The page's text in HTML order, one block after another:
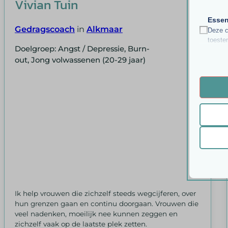
Vivian Tuin
Gedragscoach in Alkmaar
Doelgroep: Angst / Depressie, Burn-
out, Jong volwassenen (20-29 jaar)
Ik help vrouwen die zichzelf steeds wegcijferen, over
hun grenzen gaan en continu doorgaan. Vrouwen die
veel nadenken, moeilijk nee kunnen zeggen en
zichzelf vaak op de laatste plek zetten.
Deze
wp-
_fbc
Deze